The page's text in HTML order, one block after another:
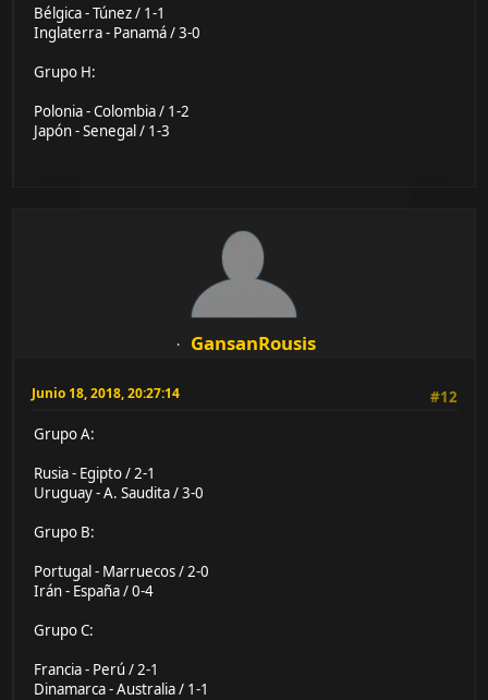
Bélgica - Túnez / 1-1
Inglaterra - Panamá / 3-0
Grupo H:
Polonia - Colombia / 1-2
Japón - Senegal / 1-3
GansanRousis
Junio 18, 2018, 20:27:14
#12
Grupo A:
Rusia - Egipto / 2-1
Uruguay - A. Saudita / 3-0
Grupo B:
Portugal - Marruecos / 2-0
Irán - España / 0-4
Grupo C:
Francia - Perú / 2-1
Dinamarca - Australia / 1-1